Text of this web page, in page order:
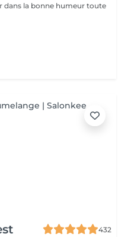
dans la bonne humeur toute
432